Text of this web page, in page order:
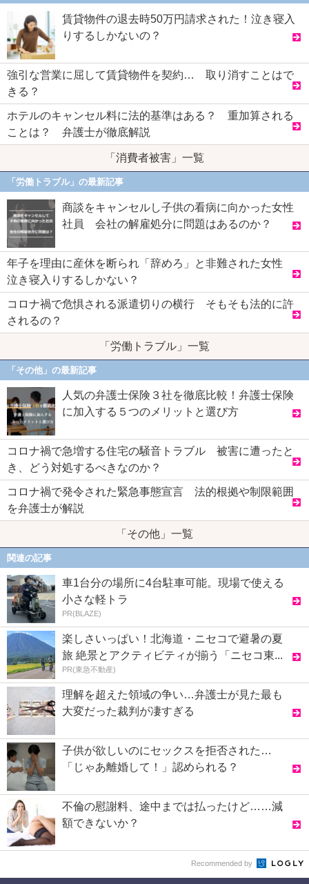
賃貸物件の退去時50万円請求された！泣き寝入
りするしかないの？
強引な営業に屈して賃貸物件を契約… 取り消すことはで
きる？
ホテルのキャンセル料に法的基準はある？ 重加算される
ことは？ 弁護士が徹底解説
「消費者被害」一覧
「労働トラブル」の最新記事
商談をキャンセルし子供の看病に向かった女性
社員 会社の解雇処分に問題はあるのか？
年子を理由に産休を断られ「辞めろ」と非難された女性
泣き寝入りするしかない？
コロナ禍で危惧される派遣切りの横行 そもそも法的に許
されるの？
「労働トラブル」一覧
「その他」の最新記事
人気の弁護士保険３社を徹底比較！弁護士保険
に加入する５つのメリットと選び方
コロナ禍で急増する住宅の騒音トラブル 被害に遭ったと
き、どう対処するべきなのか？
コロナ禍で発令された緊急事態宣言 法的根拠や制限範囲
を弁護士が解説
「その他」一覧
関連の記事
車1台分の場所に4台駐車可能。現場で使える
小さな軽トラ
PR(BLAZE)
楽しさいっぱい！北海道・ニセコで避暑の夏
旅 絶景とアクティビティが揃う「ニセコ東...
PR(東急不動産)
理解を超えた領域の争い…弁護士が見た最も
大変だった裁判が凄すぎる
子供が欲しいのにセックスを拒否された…
「じゃあ離婚して！」認められる？
不倫の慰謝料、途中までは払ったけど……減
額できないか？
Recommended by